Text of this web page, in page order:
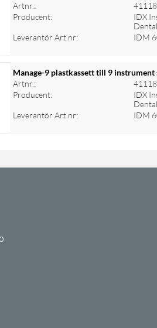
Artnr.:
Producent:
IDX
Dental
Leverantör Art.nr:
IDM
Manage-9 plastkassett till 9 instrument
Artnr.:
Producent:
IDX
Dental
Leverantör Art.nr:
IDM